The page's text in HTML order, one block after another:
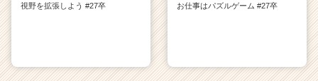
視野を拡張しよう #27卒
お仕事はパズルゲーム #27卒